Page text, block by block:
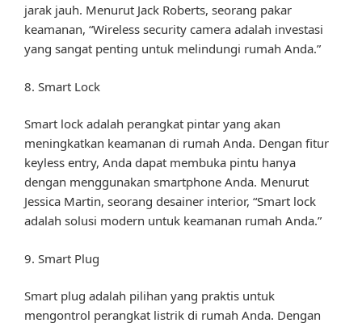
jarak jauh. Menurut Jack Roberts, seorang pakar
keamanan, “Wireless security camera adalah investasi
yang sangat penting untuk melindungi rumah Anda.”
8. Smart Lock
Smart lock adalah perangkat pintar yang akan
meningkatkan keamanan di rumah Anda. Dengan fitur
keyless entry, Anda dapat membuka pintu hanya
dengan menggunakan smartphone Anda. Menurut
Jessica Martin, seorang desainer interior, “Smart lock
adalah solusi modern untuk keamanan rumah Anda.”
9. Smart Plug
Smart plug adalah pilihan yang praktis untuk
mengontrol perangkat listrik di rumah Anda. Dengan